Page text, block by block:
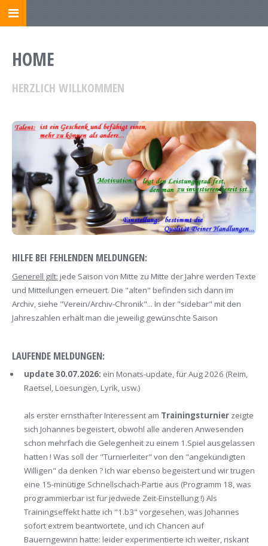
HOME
HERZLICH WILLKOMMEN
HILFE BEI FEHLENDEN MELDUNGEN:
Generell gilt: jede Saison von Mitte zu Mitte der Jahre werden Texte
und Mitteilungen erneuert. Die "alten" befinden sich dann im
Archiv, siehe "Verein/Archiv-Chronik"... In der "sidebar" mit den
Jahreszahlen erhält man die jeweilig gewünschte Saison
LAUFENDE MELDUNGEN:
update 30.07.2026: ein Monats-update, für Aug 2026 (Reim,
Raetsel, Loesungen, Lyrik, usw.)
als erster ernsthafter Interessent am Trainingsturnierzeigte
sich Johannes begeistert, obwohl alle anderen Anwesenden
schon mehrfach die Gelegenheit zu einem 1.Spiel ausgelassen
hatten ! Was soll der "Turnierleiter" von den "angekündigten
Willigen" da denken ? Ich war ebenso begeistert und wir trugen
eine 15-minütige Schnellschach-Partie aus (Programm 18, was
programmierbar ist für jedwede Zeit-Einstellung !) Als
Trainingseffekt hatte ich "1.b3" vorgesehen, was Johannes
sofort extrem beantwortete, und ich Chancen auf
Bauerngewinn hatte: leider experimentierte ich weiter, riskant